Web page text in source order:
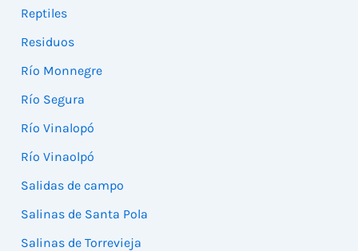
Reptiles
Residuos
Río Monnegre
Río Segura
Río Vinalopó
Río Vinaolpó
Salidas de campo
Salinas de Santa Pola
Salinas de Torrevieja